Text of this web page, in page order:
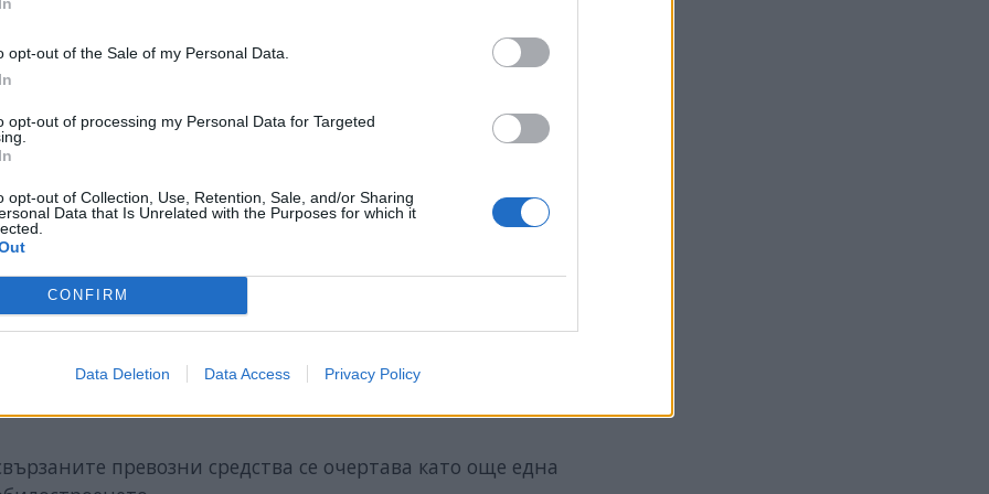
opt-out of the Sale of my Personal Data.
opt-out of processing my Personal Data for Targeted
opt-out of Collection, Use, Retention, Sale, and/or Sharing
Data that Is Unrelated with the Purposes for which it
CONFIRM
Data Deletion Data Access Privacy Policy
среда.Интернет връзката на автомобилите
в трафика. Комуникацията между превозното
се осъществява директно, без преминаване през
за алтернативен път, червен светофар или
съответно – икономия на гориво и по-малко емисии
че хибридните и електрическите автомобили по
интернет свързаност ще допринесе за
алтернативни приходи за автопроизводителите
не се ограничава с продажбата на така оборудвания
на
постоянни контактис клиентите и
прогнозиране на поддръжката и други онлайн
превозни средства се очертава като още една